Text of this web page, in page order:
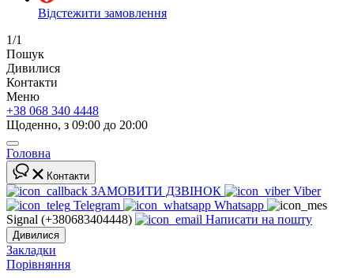
Відстежити замовлення
1/1
Пошук
Дивилися
Контакти
Меню
+38 068 340 4448
Щоденно, з 09:00 до 20:00
Головна
Контакти
ЗАМОВИТИ ДЗВІНОК
Viber
Telegram
Whatsapp
Signal (+380683404448)
Написати на пошту
Дивилися
Закладки
Порівняння